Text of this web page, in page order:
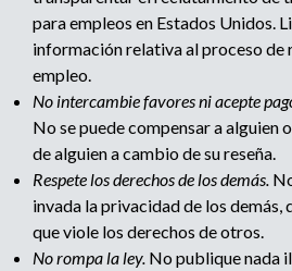
para empleos en Estados Unidos.
información relativa al proceso
empleo.
No intercambie favores ni acepte
No se puede compensar a alguien
de alguien a cambio de su reseña.
Respete los derechos de los demás.
invada la privacidad de los demás,
que viole los derechos de otros.
No rompa la ley. No publique nada